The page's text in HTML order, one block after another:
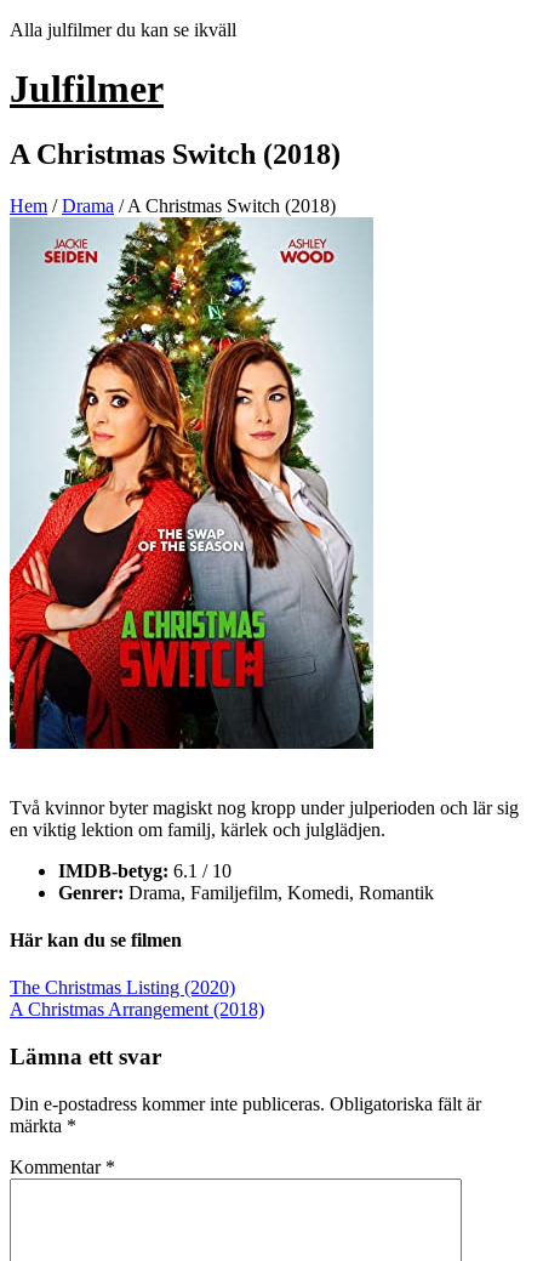
Hoppa
innehåll
Alla julfilmer du kan se ikväll
Julfilmer
A Christmas Switch (2018)
Hem /Drama / A Christmas Switch (2018)
Två kvinnor byter magiskt nog kropp under julperioden och lär sig
en viktig lektion om familj, kärlek och julglädjen.
IMDB-betyg: 6.1 / 10
Genrer: Drama, Familjefilm, Komedi, Romantik
Här kan du se filmen
Inläggsnavigering
The Christmas Listing (2020)
A Christmas Arrangement (2018)
Lämna ett svar
Din e-postadress kommer inte publiceras. Obligatoriska fält är
märkta *
Kommentar *